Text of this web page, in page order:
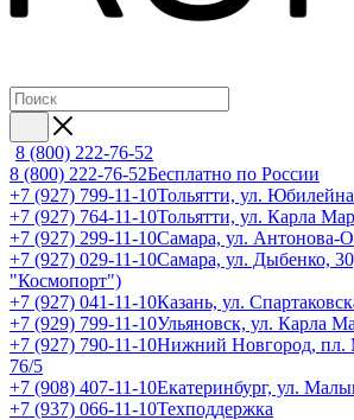
8 (800) 222-76-52
8 (800) 222-76-52Бесплатно по России
+7 (927) 799-11-10Тольятти, ул.
+7 (927) 764-11-10Тольятти, ул. Карла
+7 (927) 299-11-10Самара, ул. Антонова-
+7 (927) 029-11-10Самара, ул. Дыбенко,
"Космопорт")
+7 (927) 041-11-10Казань, ул.
+7 (929) 799-11-10Ульяновск, ул. Карла
+7 (927) 790-11-10Нижний Новгород, пл.
76/5
+7 (908) 407-11-10Екатеринбург, ул.
+7 (937) 066-11-10Техподдержка